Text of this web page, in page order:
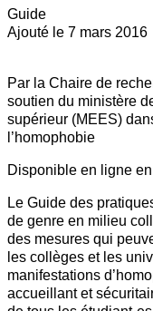
Guide
Ajouté le 7 mars 2016
Par la Chaire de
soutien du ministère
supérieur (MEES)
l’homophobie
Disponible en ligne en
Le Guide des
de genre en milieu
des mesures qui
les collèges et les
manifestations
accueillant et